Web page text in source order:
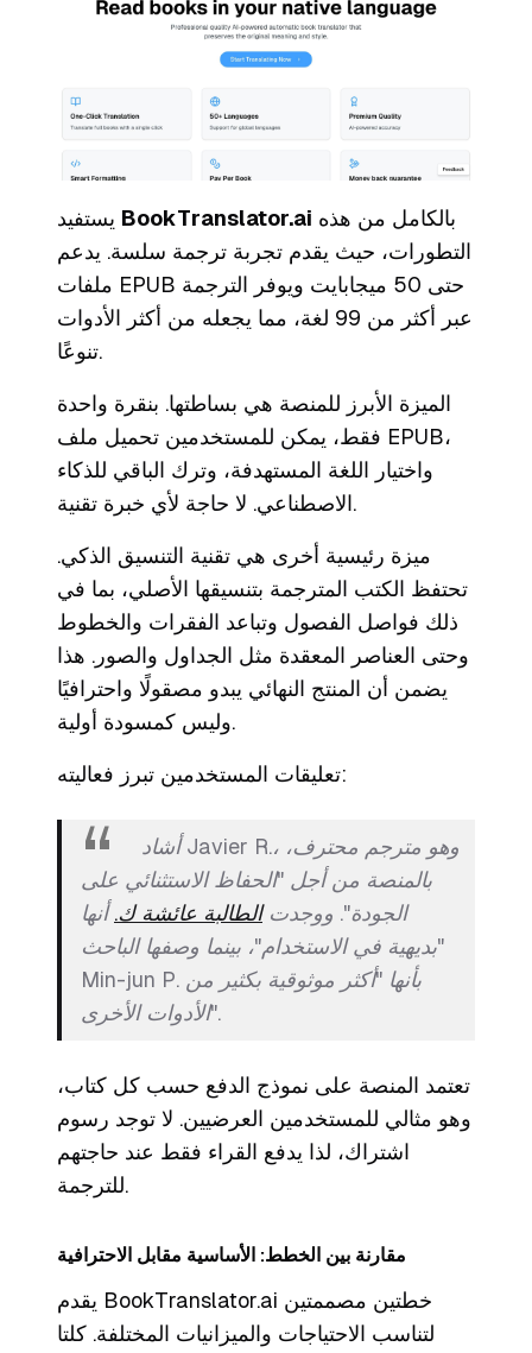
BookTranslator.ai
التطورات، حيث يقدم تجربة ترجمة سلسة. يدعم
ملفات EPUB حتى 50 ميجابايت ويوفر الترجمة
عبر أكثر من 99 لغة، مما يجعله من أكثر الأدوات
تنوعًا.
الميزة الأبرز للمنصة هي بساطتها. بنقرة واحدة
فقط، يمكن للمستخدمين تحميل ملف EPUB،
واختيار اللغة المستهدفة، وترك الباقي للذكاء
الاصطناعي. لا حاجة لأي خبرة تقنية.
ميزة رئيسية أخرى هي تقنية التنسيق الذكي.
تحتفظ الكتب المترجمة بتنسيقها الأصلي، بما في
ذلك فواصل الفصول وتباعد الفقرات والخطوط
وحتى العناصر المعقدة مثل الجداول والصور. هذا
يضمن أن المنتج النهائي يبدو مصقولًا واحترافيًا
وليس كمسودة أولية.
تعليقات المستخدمين تبرز فعاليته:
أشاد Javier R.، وهو مترجم محترف،
بالمنصة من أجل "الحفاظ الاستثنائي على
الجودة". ووجدتالطالبة عائشة ك.أنها
"بديهية في الاستخدام"، بينما وصفها الباحث
Min-jun P. بأنها "أكثر موثوقية بكثير من
الأدوات الأخرى".
تعتمد المنصة على نموذج الدفع حسب كل كتاب،
وهو مثالي للمستخدمين العرضيين. لا توجد رسوم
اشتراك، لذا يدفع القراء فقط عند حاجتهم
للترجمة.
مقارنة بين الخطط: الأساسية مقابل الاحترافية
يقدم BookTranslator.ai خطتين مصممتين
لتناسب الاحتياجات والميزانيات المختلفة. كلتا